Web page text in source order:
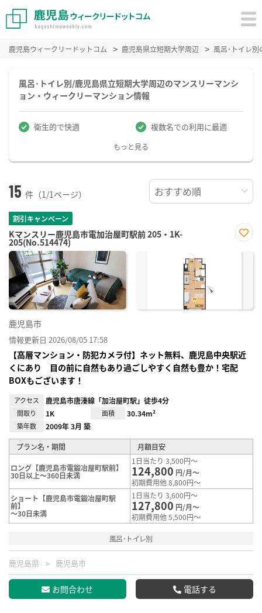
鹿児島ウィークリードットコム 鹿児島県立短期大学周辺 風呂･トイレ
風呂･トイレ別/鹿児島県立短期大学周辺のマンスリーマンシ
ョン・ウィークリーマンション情報
衛生的で快適 複数名での利用に最適
もっと見る
15 件（1/1ページ）
割引キャンペーン
Kマンスリー鹿児島市電加治屋町駅前 205・1K-
205(No.514474)
に入
鹿児島市
情報更新日 2026/08/05 17:58
【高層マンション・防犯カメラ付】ネット無料、鹿児島中央駅近
くにあり 目の前に自然もあり過ごしやすく自然も豊か！宅配
BOXもございます！
アクセス 鹿児島市唐湊線「加治屋町駅」徒歩4分
間取り 1K 面積 30.34m²
築年数 2009年 3月 築
プラン名・期間 月額目安
ロング【鹿児島市電鍛冶屋町駅前】
30日以上～360日未満
1日当たり 3,500円～
124,800 円/月～
初期費用他 8,800円～
ショート【鹿児島市電鍛冶屋町駅
前】
～30日未満
1日当たり 3,600円～
127,800 円/月～
初期費用他 5,500円～
風呂･トイレ別
鹿児島県 鹿児島市
お問合わせ 電話する